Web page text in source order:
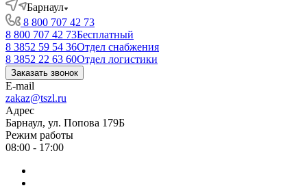
Барнаул
8 800 707 42 73
8 800 707 42 73Бесплатный
8 3852 59 54 36Отдел снабжения
8 3852 22 63 60Отдел логистики
Заказать звонок
E-mail
zakaz@tszl.ru
Адрес
Барнаул, ул. Попова 179Б
Режим работы
08:00 - 17:00